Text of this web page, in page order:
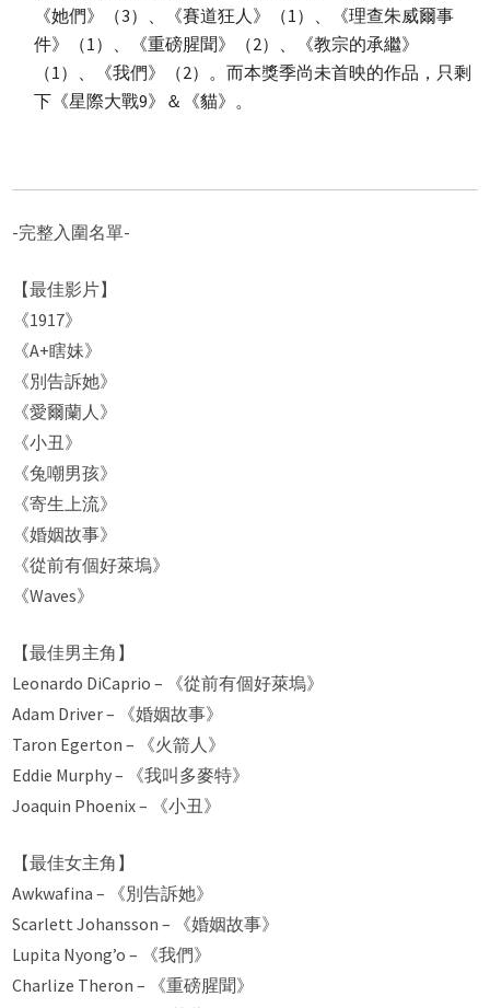
《她們》（3）、《賽道狂人》（1）、《理查朱威爾事
件》（1）、《重磅腥聞》（2）、《教宗的承繼》
（1）、《我們》（2）。而本獎季尚未首映的作品，只剩
下《星際大戰9》＆《貓》。
-完整入圍名單-
【最佳影片】
《1917》
《A+瞎妹》
《別告訴她》
《愛爾蘭人》
《小丑》
《兔嘲男孩》
《寄生上流》
《婚姻故事》
《從前有個好萊塢》
《Waves》
【最佳男主角】
Leonardo DiCaprio – 《從前有個好萊塢》
Adam Driver – 《婚姻故事》
Taron Egerton – 《火箭人》
Eddie Murphy – 《我叫多麥特》
Joaquin Phoenix – 《小丑》
【最佳女主角】
Awkwafina – 《別告訴她》
Scarlett Johansson – 《婚姻故事》
Lupita Nyong’o – 《我們》
Charlize Theron – 《重磅腥聞》